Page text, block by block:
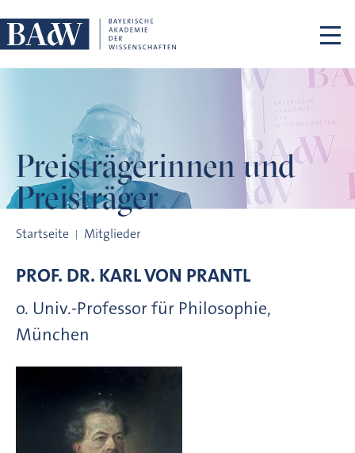
Preisträgerinnen und
Preisträger
Startseite Mitglieder
PROF. DR. KARL VON PRANTL
o. Univ.-Professor für Philosophie,
München